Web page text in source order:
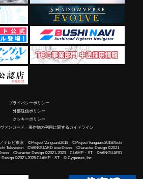
プライバシーポリシー
外部送信ポリシー
クッキーポリシー
ヴァンガード」著作物の利用に関するガイドライン
レビ東京 ©Project Vanguard2018 ©Project Vanguard2019/Aichi
Television ©VANGUARD overDress Character Design ©2021
Character Design ©2021-2023 CLAMP・ST ©VANGUARD
©2021-2026 CLAMP・ST © Cygames, Inc.